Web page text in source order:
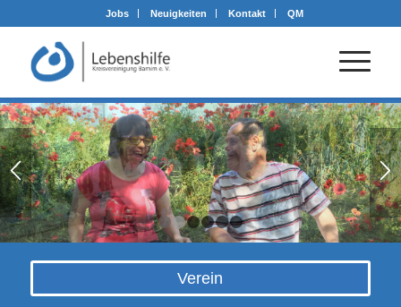
Jobs Neuigkeiten Kontakt QM
1 2 3 4 5 6
Verein